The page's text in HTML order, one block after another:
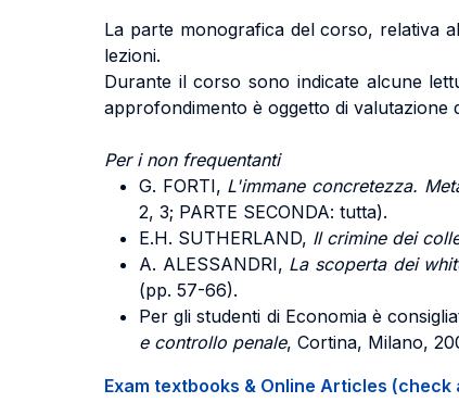
La parte monografica del corso, relativa
lezioni.
Durante il corso sono indicate alcune
approfondimento è oggetto di valutazione
Per i non frequentanti
G. FORTI, L'immane concretezza.
2, 3; PARTE SECONDA: tutta).
E.H. SUTHERLAND, Il crimine dei
A. ALESSANDRI, La scoperta dei
(pp. 57-66).
Per gli studenti di Economia è
e controllo penale, Cortina, Milano,
Exam textbooks & Online Articles